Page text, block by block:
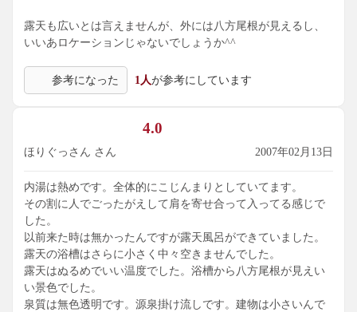
露天も広いとは言えませんが、外には八方尾根が見えるし、
いいあロケーションじゃないでしょうか^^
参考になった 1人が参考にしています
4.0
ほりぐっさん さん 2007年02月13日
内湯は熱めです。全体的にこじんまりとしていてます。
その割に人でごったがえして肩を寄せ合って入ってる感じで
した。
以前来た時は無かったんですが露天風呂ができていました。
露天の浴槽はさらに小さく中々空きませんでした。
露天はぬるめでいい温度でした。浴槽から八方尾根が見えい
い景色でした。
泉質は無色透明です。源泉掛け流しです。建物は小さいんで